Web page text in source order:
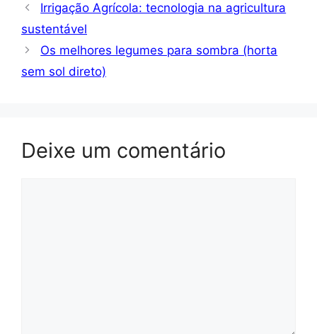
Irrigação Agrícola: tecnologia na agricultura
sustentável
Os melhores legumes para sombra (horta
sem sol direto)
Deixe um comentário